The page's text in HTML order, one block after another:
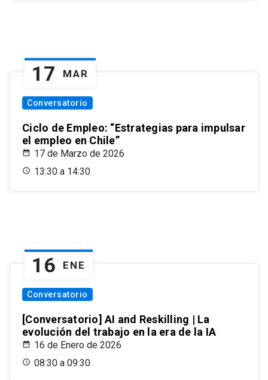
17 MAR
Conversatorio
Ciclo de Empleo: “Estrategias para impulsar
el empleo en Chile”
17 de Marzo de 2026
13:30 a 14:30
16 ENE
Conversatorio
[Conversatorio] AI and Reskilling | La
evolución del trabajo en la era de la IA
16 de Enero de 2026
08:30 a 09:30